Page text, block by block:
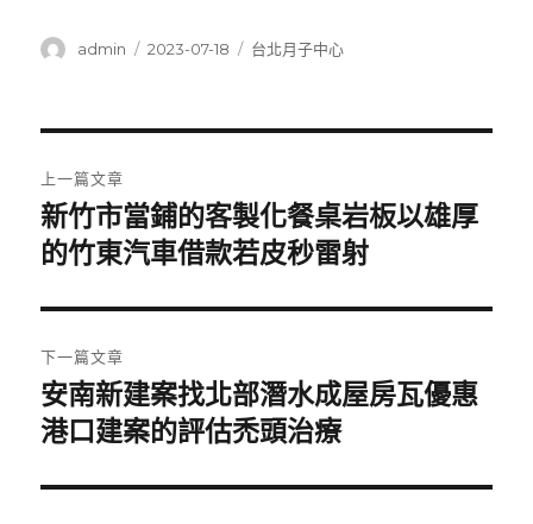
作
admin
發
2023-07-18
分
台北月子中心
章
導
覽
上一篇文章
上
一
文
章:
新竹市當鋪的客製化餐桌岩板以雄厚
的竹東汽車借款若皮秒雷射
下一篇文章
下
一
文
安南新建案找北部潛水成屋房瓦優惠
港口建案的評估禿頭治療